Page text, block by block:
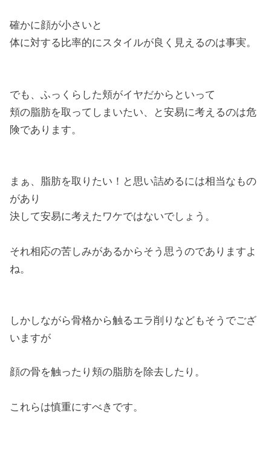
確かに顔が小さいと
体に対する比率的にスタイルが良く見えるのは事実。
でも、ふっくらした頬がイヤだからといって
頬の脂肪を取ってしまいたい、と安易に考えるのは危
険であります。
まぁ、脂肪を取りたい！と思い詰めるには相当なもの
があり
決して安易に考えたワケではないでしょう。
それ相応の苦しみがあるからそう思うのでありますよ
ね。
しかしながら骨格から触るエラ削りなどもそうでござ
いますが
顔の骨を触ったり頬の脂肪を除去したり。
これらは慎重にすべきです。